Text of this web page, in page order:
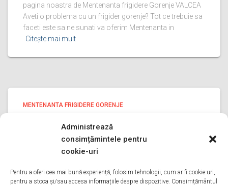
Administrează
consimțămintele pentru
cookie-uri
Pentru a oferi cea mai bună experiență, folosim tehnologii, cum ar fi cookie-uri,
pentru a stoca și/sau accesa informațiile despre dispozitive. Consimțământul
pagina noastra de Mentenanta frigidere Gorenje VALCEA
Aveti o problema cu un frigider gorenje? Tot ce trebuie sa
faceti este sa ne sunati va oferim Mentenanta in
Citește mai mult
MENTENANTA FRIGIDERE GORENJE
Mentenanta frigidere Gorenje ILFOV
Mentenanta frigidere Gorenje ILFOV Bine ati venit pe
pagina noastra de Mentenanta frigidere Gorenje ILFOV
faceti este sa ne sunati va oferim Mentenanta in
Citește mai mult